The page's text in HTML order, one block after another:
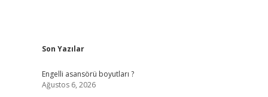
Sidebar
Son Yazılar
Engelli asansörü boyutları ?
Ağustos 6, 2026